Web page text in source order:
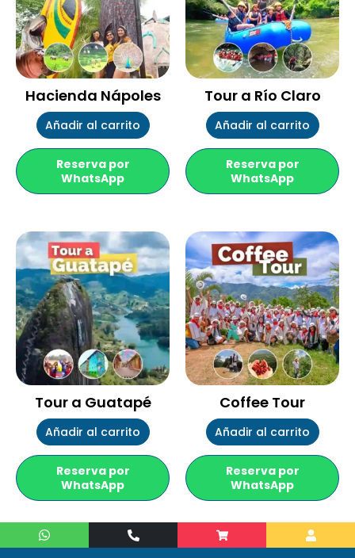
Hacienda Nápoles
Añadir al carrito
Reserva por
WhatsApp
Tour a Río Claro
Añadir al carrito
Reserva por
WhatsApp
Tour a Guatapé
Añadir al carrito
Reserva por
WhatsApp
Coffee Tour
Añadir al carrito
Reserva por
WhatsApp
W
h
a
P
h
o
S
h
o
U
s
e